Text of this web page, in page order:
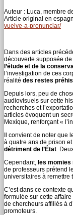
Auteur : Luca, membre
Article original en
vuelve-a-pronunciar/
Dans des articles
découverte supposée
l’étude et de la
l’investigation de ces
réalité des restes
Depuis lors, peu de
audiovisuels sur cette
recherches et
articles évoquent un
Mexique, renforçant «
Il convient de noter que
à quatre ans de prison
détriment de l’État.
Cependant, les momies
de professeurs prétend
universitaires à remettre
C’est dans ce contexte
formulée sur cette
de chercheurs affiliés à
promoteurs.